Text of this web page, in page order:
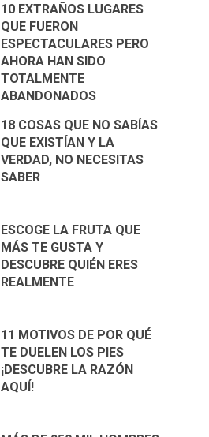
10 EXTRAÑOS LUGARES
QUE FUERON
ESPECTACULARES PERO
AHORA HAN SIDO
TOTALMENTE
ABANDONADOS
18 COSAS QUE NO SABÍAS
QUE EXISTÍAN Y LA
VERDAD, NO NECESITAS
SABER
ESCOGE LA FRUTA QUE
MÁS TE GUSTA Y
DESCUBRE QUIÉN ERES
REALMENTE
11 MOTIVOS DE POR QUÉ
TE DUELEN LOS PIES
¡DESCUBRE LA RAZÓN
AQUÍ!